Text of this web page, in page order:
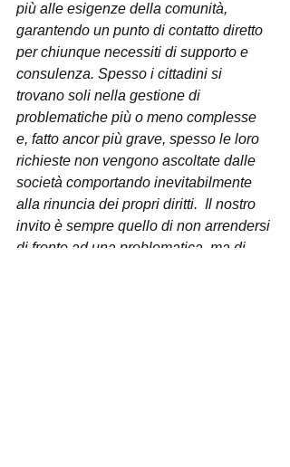
più alle esigenze della comunità,
garantendo un punto di contatto diretto
per chiunque necessiti di supporto e
consulenza. Spesso i cittadini si
trovano soli nella gestione di
problematiche più o meno complesse
e, fatto ancor più grave, spesso le loro
richieste non vengono ascoltate dalle
società comportando inevitabilmente
alla rinuncia dei propri diritti.  Il nostro
invito è sempre quello di non arrendersi
di fronte ad una problematica, ma di